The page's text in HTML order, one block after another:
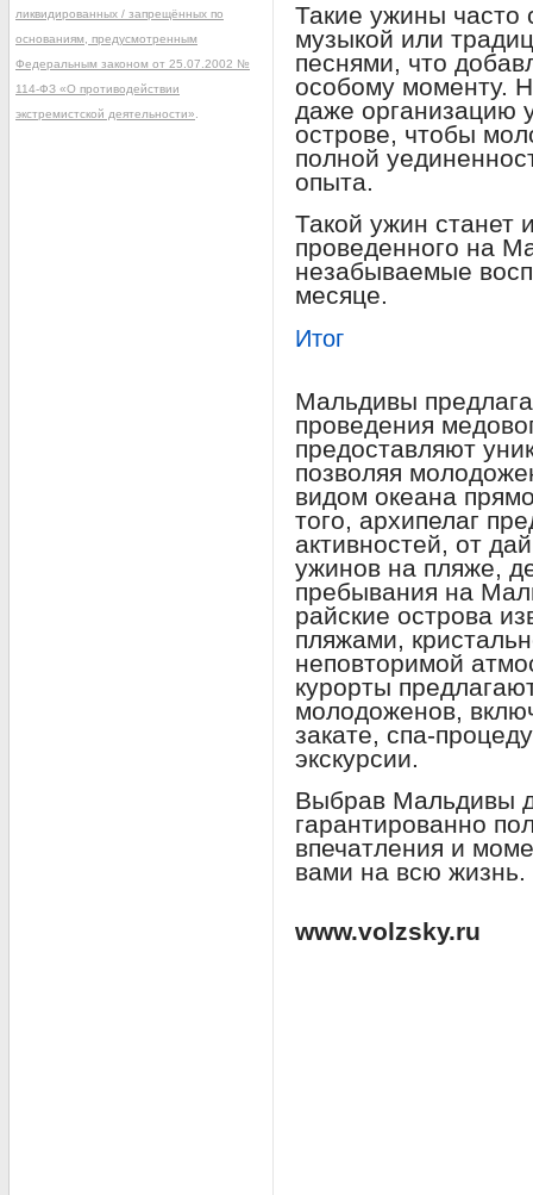
Такие ужины часто
музыкой или
песнями, что
особому моменту.
даже организацию
острове, чтобы
полной
опыта.
Такой ужин станет
проведенного на
незабываемые
месяце.
Итог
Мальдивы
проведения
предоставляют
позволяя
видом океана
того, архипелаг
активностей, от
ужинов на пляже,
пребывания на
райские острова
пляжами,
неповторимой
курорты
молодоженов,
закате, спа-
экскурсии.
Выбрав Мальдивы
гарантированно
впечатления и
вами на всю жизнь.
www.volzsky.ru
ликвидированных / запрещённых по
основаниям, предусмотренным
Федеральным законом от 25.07.2002 №
114-ФЗ «О противодействии
экстремистской деятельности»